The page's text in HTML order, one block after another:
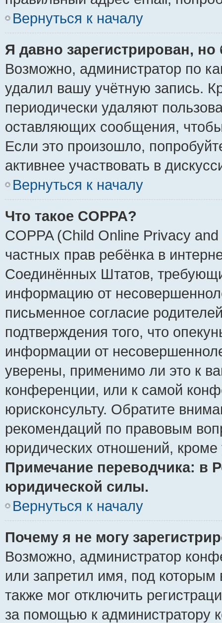
Вернуться к началу
Я давно зарегистрирован,
Возможно, администратор по
удалил вашу учётную запись.
периодически удаляют
оставляющих сообщения,
Если это произошло,
активнее участвовать в
Вернуться к началу
Что такое COPPA?
COPPA (Child Online Privacy
частных прав ребёнка в
Соединённых Штатов,
информацию от
письменное согласие
подтверждения того, что
информации от
уверены, применимо ли это к
конференции, или к самой
юрисконсульту. Обратите
рекомендаций по правовым
юридических отношений,
Примечание переводчика: в
юридической силы.
Вернуться к началу
Почему я не могу
Возможно, администратор
или запретил имя, под которым
также мог отключить
за помощью к администратору